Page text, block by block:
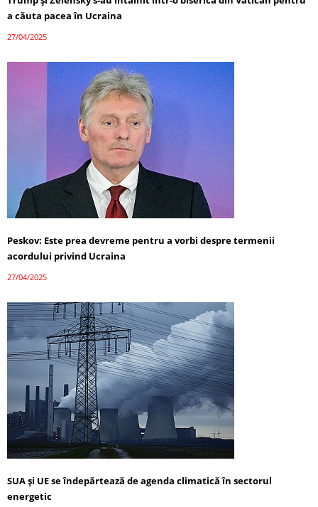
a căuta pacea în Ucraina
27/04/2025
Peskov: Este prea devreme pentru a vorbi despre termenii
acordului privind Ucraina
27/04/2025
SUA și UE se îndepărtează de agenda climatică în sectorul
energetic